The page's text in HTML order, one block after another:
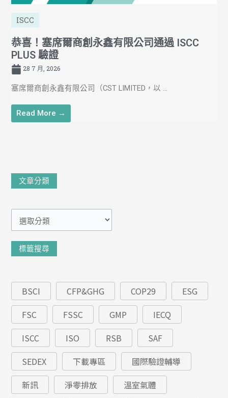
ISCC
恭喜！塞席爾商創永鑫有限公司通過 ISCC
PLUS 驗證
28 7 月, 2026
塞席爾商創永鑫有限公司（CST LIMITED，以 ...
Read More →
文章分類
章
標籤搜尋
BSCI CFP&GHG COP29
ESG
FSC
FSSC GMP
IECQ
ISCC
ISO RSB
SAF
SEDEX
下載專區
國際驗證輔導
新訊
淨零排放
溫室氣體